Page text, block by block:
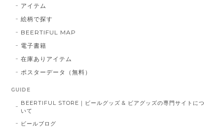
アイテム
絵柄で探す
BEERTIFUL MAP
電子書籍
在庫ありアイテム
ポスターデータ（無料）
GUIDE
BEERTIFUL STORE｜ビールグッズ & ビアグッズの専門サイトにつ
いて
ビールブログ